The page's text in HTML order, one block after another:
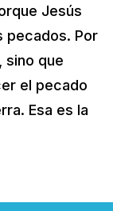
Jesús
pecados. Por
sino que
el pecado
Esa es la